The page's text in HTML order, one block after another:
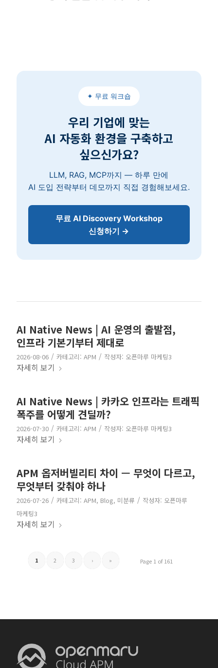
✦ 무료 워크숍
우리 기업에 맞는
AI 자동화 환경을 구축하고
싶으신가요?
LLM, RAG, MCP까지 — 하루 만에
AI 도입 전략부터 데모까지 직접 경험해보세요.
무료 AI Discovery Workshop
신청하기 →
AI Native News | AI 운영의 출발점,
인프라 기본기부터 제대로
2026-08-06 / 카테고리: APM / 작성자: 오픈마루 마케팅3
자세히 보기
AI Native News | 카카오 인프라는 트래픽
폭주를 어떻게 견딜까?
2026-07-30 / 카테고리: APM / 작성자: 오픈마루 마케팅3
자세히 보기
APM 옵저버빌리티 차이 — 무엇이 다르고,
무엇부터 갖춰야 하나
2026-07-26 / 카테고리: APM, Blog, 미분류 / 작성자: 오픈마루
마케팅3
자세히 보기
Page 1 of 161
1 2 3 › »